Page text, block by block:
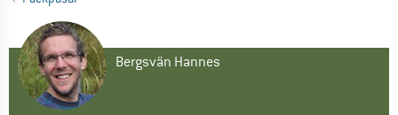
Bergsvän Hannes